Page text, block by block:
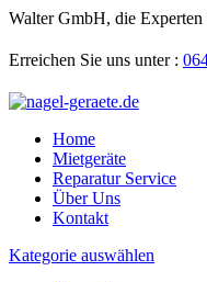
Walter GmbH, die
Erreichen Sie uns unter :
Home
Mietgeräte
Reparatur Service
Über Uns
Kontakt
Kategorie auswählen